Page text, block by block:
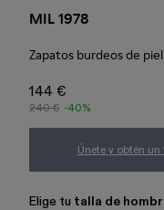
MIL 1978
Zapatos burdeos de piel
144 €
240 € -40%
Únete y obtén
Elige tu talla de